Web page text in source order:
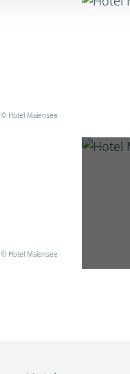
© Hotel Maiensee
© Hotel Maiensee